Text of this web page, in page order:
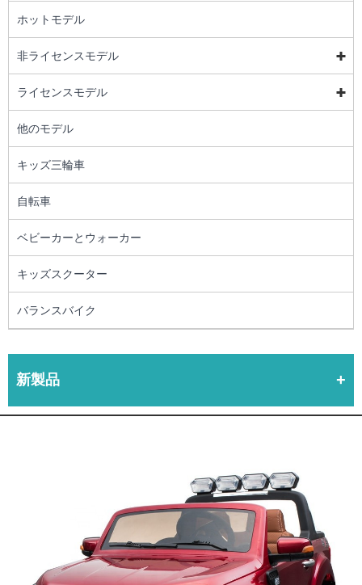
ホットモデル
非ライセンスモデル
ライセンスモデル
他のモデル
キッズ三輪車
自転車
ベビーカーとウォーカー
キッズスクーター
バランスバイク
新製品